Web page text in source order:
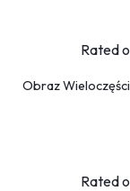
Rated
Obraz
Rated